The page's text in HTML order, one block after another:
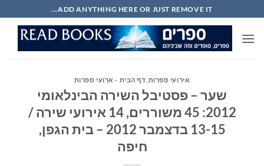
to
content
ADD ANYTHING HERE OR JUST REMOVE IT...
אירועי ספרות דף הבית - ארועי ספרות
שער – פסטיבל השירה הבינלאומי
2012: 45 משוררים, 14 אירועי שירה /
13-15 בדצמבר 2012 – בית הגפן,
חיפה